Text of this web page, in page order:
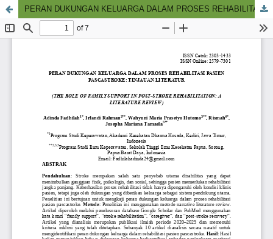
PERAN DUKUNGAN KELUARGA DALAM PROSES REHABILITASI PASIEN PASCASTROKE: TINJAUAN LITERATUR